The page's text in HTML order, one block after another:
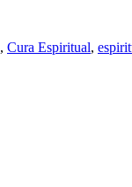
, Cura Espiritual,